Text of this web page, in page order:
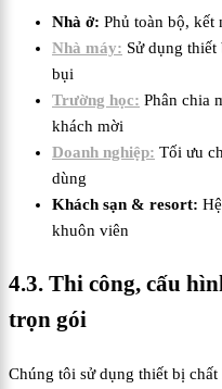
Nhà ở: Phủ toàn bộ, kết
Nhà máy: Sử dụng
bụi
Trường học: Phân chia
khách mời
Doanh nghiệp: Tối ưu
dùng
Khách sạn & resort:
khuôn viên
4.3. Thi công, cấu
trọn gói
Chúng tôi sử dụng thiết bị